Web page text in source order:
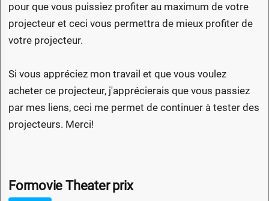
pour que vous puissiez profiter au maximum de votre
projecteur et ceci vous permettra de mieux profiter de
votre projecteur.
Si vous appréciez mon travail et que vous voulez
acheter ce projecteur, j'apprécierais que vous passiez
par mes liens, ceci me permet de continuer à tester des
projecteurs. Merci!
Formovie Theater prix